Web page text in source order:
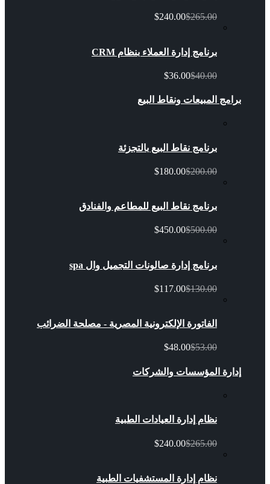
$240.00$265.00
برنامج إدارة العملاء بنظام CRM
$36.00$40.00
برامج المبيعات ونقاط البيع
برنامج نقاط البيع بالتجزئة
$180.00$200.00
برنامج نقاط البيع للمطاعم والفنادق
$450.00$500.00
برنامج إدارة صالونات التجميل وال spa
$117.00$130.00
الفاتورة الإلكترونية المصرية - مصلحة الضرائب
$48.00$53.00
إدارة المؤسسات والشركات
نظام إدارة العيادات الطبية
$240.00$265.00
نظام إدارة المستشفيات الطبية